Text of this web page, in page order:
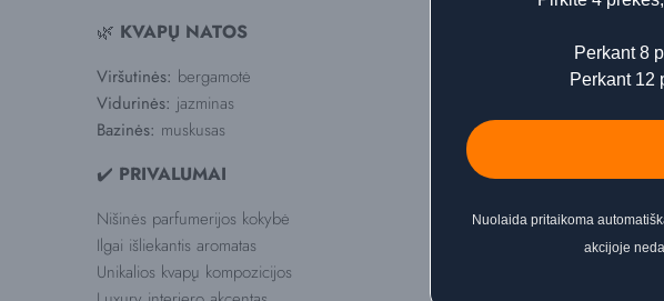
🌿 KVAPŲ NATOS
Viršutinės: bergamotė
Vidurinės: jazminas
Bazinės: muskusas
✔️ PRIVALUMAI
Nišinės parfumerijos kokybė
Ilgai išliekantis aromatas
Unikalios kvapų kompozicijos
Perkant 8
Perkant 12
Nuolaida pritaikoma
akcijoje